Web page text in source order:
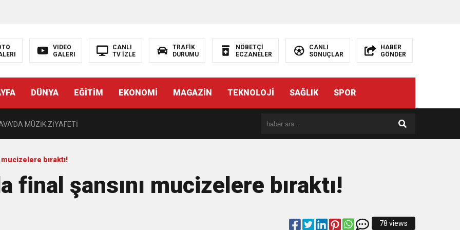
VIDEO
GALERI
CANLI
TV İZLE
TRAFİK
DURUMU
NÖBETÇİ
ECZANELER
CANLI
SONUÇLAR
HABER
GÖNDER
DÜNYA EĞİTİM EKONOMİ MAGAZİN TEKNOLOJİ SAĞLIK SPOR
ÇOCUKLAR DA ŞEN ŞAKRAK
Nabzını Sahada Tuttu
MÜZİK ZİYAFETİ
Eğlendirmeye Devam Ediyor
Destek
bıraktı!
final şansını mucizelere bıraktı!
78 views